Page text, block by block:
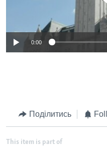
0:00
Поділитись
This item is part of